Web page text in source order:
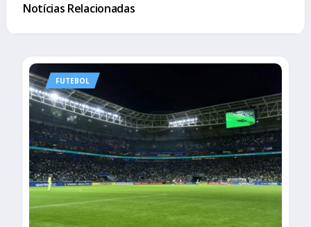
Notícias Relacionadas
FUTEBOL